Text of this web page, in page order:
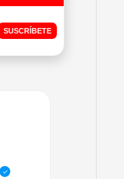
SUSCRÍBETE
✓